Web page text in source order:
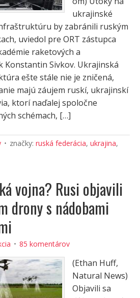
ukrajinské
by zabránili ruským
uviedol pre ORT zástupca
raketových a
Konstantin Sivkov. Ukrajinská
ešte stále nie je zničená,
majú záujem ruskí, ukrajinskí
ktorí naďalej spoločne
schémach, […]
značky: ruská federácia, ukrajina,
vojna? Rusi objavili
drony s nádobami
85 komentárov
(Ethan Huff,
Natural News)
Objavili sa